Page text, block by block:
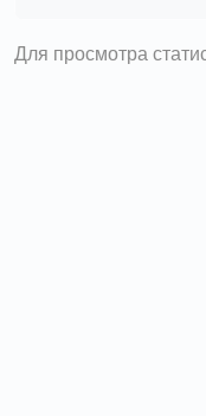
Для просмотра